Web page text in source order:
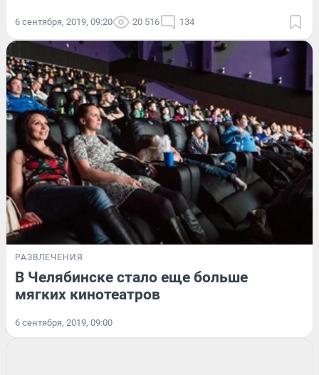
6 сентября, 2019, 09:20 20 516 134
РАЗВЛЕЧЕНИЯ
В Челябинске стало еще больше
мягких кинотеатров
6 сентября, 2019, 09:00